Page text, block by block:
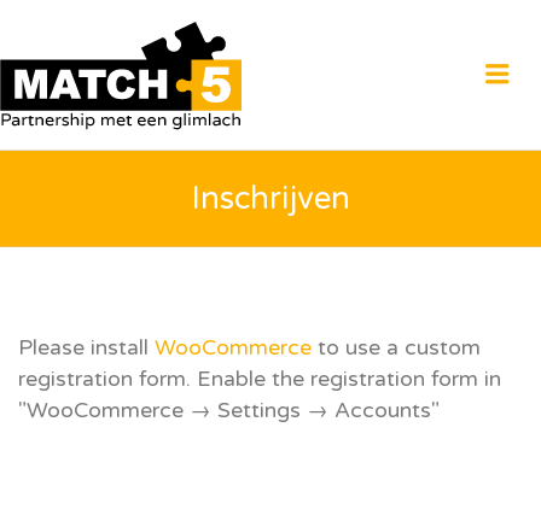
Inschrijven
Please install WooCommerce to use a custom
registration form. Enable the registration form in
"WooCommerce → Settings → Accounts"